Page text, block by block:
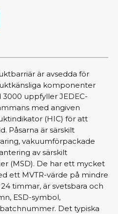
är avsedda för
komponenter
uppfyller JEDEC-
med angiven
(HIC) för att
Påsarna är särskilt
vakuumförpackade
av särskilt
(MSD). De har ett mycket
ett MVTR-värde på mindre
timmar, är svetsbara och
ESD-symbol,
Det typiska